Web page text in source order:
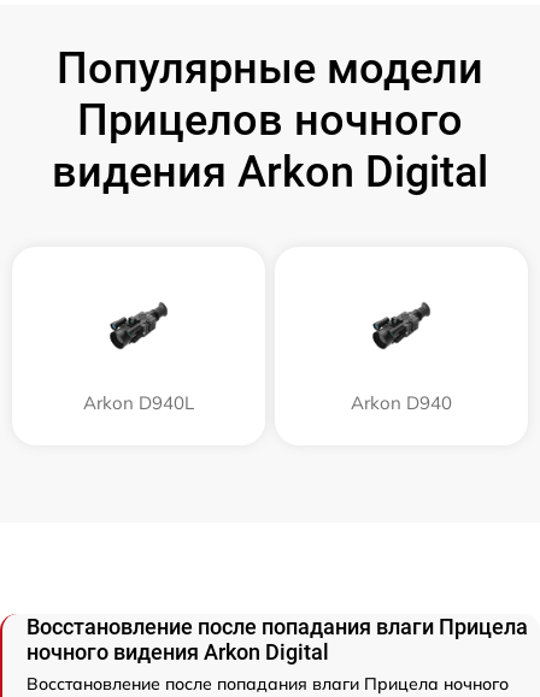
Популярные модели
Прицелов ночного
видения Arkon Digital
Arkon D940L Arkon D940
Восстановление после попадания влаги Прицела
ночного видения Arkon Digital
Восстановление после попадания влаги Прицела ночного